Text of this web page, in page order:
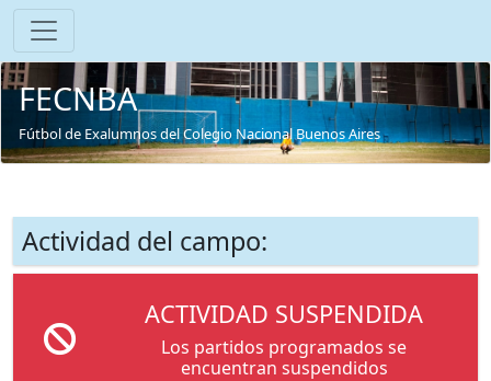
FECNBA
Fútbol de Exalumnos del Colegio Nacional Buenos Aires
Actividad del campo:
ACTIVIDAD SUSPENDIDA
Los partidos programados se
encuentran suspendidos